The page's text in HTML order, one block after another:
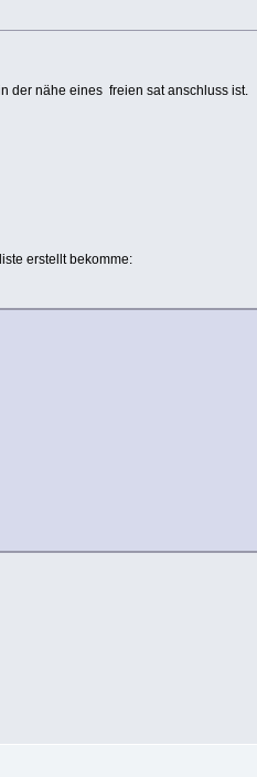
der nähe eines freien sat anschluss ist.
erstellt bekomme: